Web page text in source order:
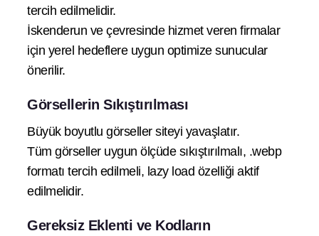
tercih edilmelidir.
İskenderun ve çevresinde hizmet veren firmalar
için yerel hedeflere uygun optimize sunucular
önerilir.
Görsellerin Sıkıştırılması
Büyük boyutlu görseller siteyi yavaşlatır.
Tüm görseller uygun ölçüde sıkıştırılmalı, .webp
formatı tercih edilmeli, lazy load özelliği aktif
edilmelidir.
Gereksiz Eklenti ve Kodların